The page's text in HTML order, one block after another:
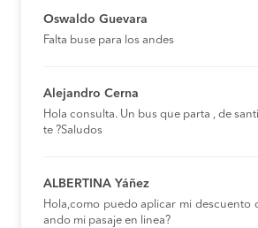
Oswaldo Guevara
Falta buse para los andes
Alejandro Cerna
Hola consulta. Un bus que parta , de
te ?Saludos
ALBERTINA Yáñez
Hola,como puedo aplicar mi descuento
ando mi pasaje en linea?